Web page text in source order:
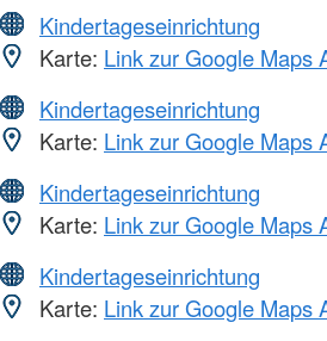
Kindertageseinrichtung
Karte: Link zur Google Maps
Kindertageseinrichtung
Karte: Link zur Google Maps
Kindertageseinrichtung
Karte: Link zur Google Maps
Kindertageseinrichtung
Karte: Link zur Google Maps